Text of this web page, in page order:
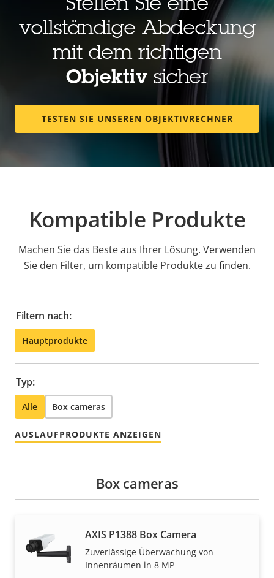
Stellen Sie eine
vollständige Abdeckung
mit dem richtigen
Objektivsicher
TESTEN SIE UNSEREN OBJEKTIVRECHNER
Kompatible Produkte
Machen Sie das Beste aus Ihrer Lösung. Verwenden
Sie den Filter, um kompatible Produkte zu finden.
Filtern nach:
Hauptprodukte
Typ:
Alle Box cameras
AUSLAUFPRODUKTE ANZEIGEN
Box cameras
AXIS P1388 Box Camera
Zuverlässige Überwachung von
Innenräumen in 8 MP